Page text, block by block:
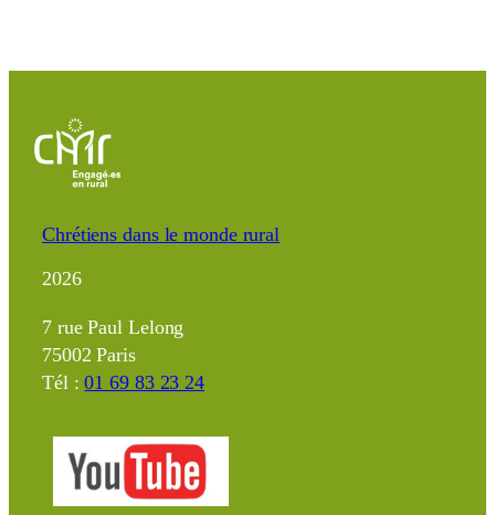
Chrétiens dans le monde rural
2026
7 rue Paul Lelong
75002 Paris
Tél :01 69 83 23 24